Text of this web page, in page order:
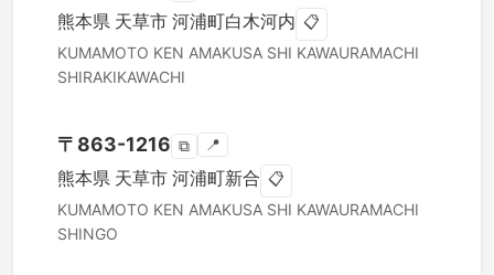
熊本県 天草市 河浦町白木河内 📋
KUMAMOTO KEN AMAKUSA SHI KAWAURAMACHI
SHIRAKIKAWACHI
〒 863-1216 ⧉ 📍
熊本県 天草市 河浦町新合 📋
KUMAMOTO KEN AMAKUSA SHI KAWAURAMACHI
SHINGO